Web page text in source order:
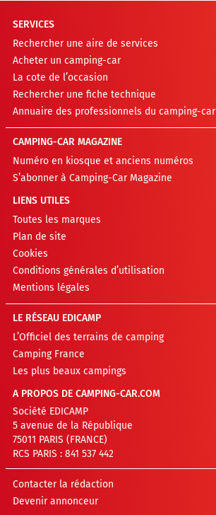
SERVICES
Rechercher une aire de services
Acheter un camping-car
La cote de l’occasion
Rechercher une fiche technique
Annuaire des professionnels du camping-car
CAMPING-CAR MAGAZINE
Numéro en kiosque et anciens numéros
S’abonner à Camping-Car Magazine
LIENS UTILES
Toutes les marques
Plan de site
Cookies
Conditions générales d’utilisation
Mentions légales
LE RÉSEAU EDICAMP
L’Officiel des terrains de camping
Camping France
Les plus beaux campings
A PROPOS DE CAMPING-CAR.COM
Société EDICAMP
5 avenue de la République
75011 PARIS (FRANCE)
RCS PARIS : 841 537 442
Contacter la rédaction
Devenir annonceur